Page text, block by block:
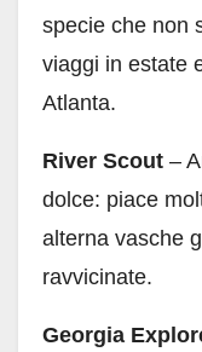
specie che non
viaggi in estate
Atlanta.
River Scout –
dolce: piace
alterna vasche
ravvicinate.
Georgia